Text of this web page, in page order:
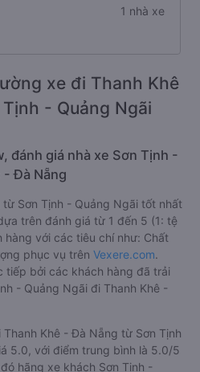
1 nhà xe
xe đi Thanh Khê
- Quảng Ngãi
đánh giá nhà xe Sơn Tịnh -
- Đà Nẵng
Sơn Tịnh - Quảng Ngãi tốt nhất
trên đánh giá từ 1 đến 5 (1: tệ
với các tiêu chí như: Chất
phục vụ trên Vexere.com.
bởi các khách hàng đã trải
- Quảng Ngãi đi Thanh Khê -
Khê - Đà Nẵng từ Sơn Tịnh
5.0, với điểm trung bình là 5.0/5
hãng xe khách Sơn Tịnh -